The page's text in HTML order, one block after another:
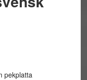
pekplatta